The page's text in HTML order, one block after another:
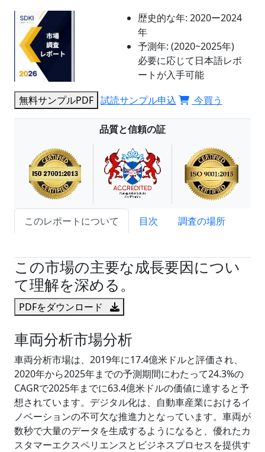
歴史的な年: 2020ー2024
年
予測年: (2020~2025年)
必要に応じて日本語レポ
ートが入手可能
無料サンプルPDF 試読サンプル申込 今買う
品質と信頼の証
このレポートについて 目次
調査の場所
この市場の主要な成長要因につい
て理解を深める。
PDFをダウンロード
車両分析市場分析
車両分析市場は、2019年に17.4億米ドルと評価され、
2020年から2025年までの予測期間にわたって24.3%の
CAGRで2025年までに63.4億米ドルの価値に達すると予
想されています。デジタル化は、自動車産業におけるイ
ノベーションの不可欠な推進力となっています。車両が
数秒で大量のデータを生成するようになると、優れたカ
スタマーエクスペリエンスとビジネスプロセスを提供す